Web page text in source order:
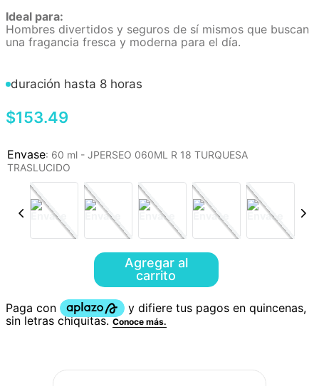
Ideal para:
Hombres divertidos y seguros de sí mismos que buscan
una fragancia fresca y moderna para el día.
duración hasta 8 horas
$153.49
: 60 ml - JPERSEO 060ML R 18 TURQUESA
TRASLUCIDO
Agregar al
carrito